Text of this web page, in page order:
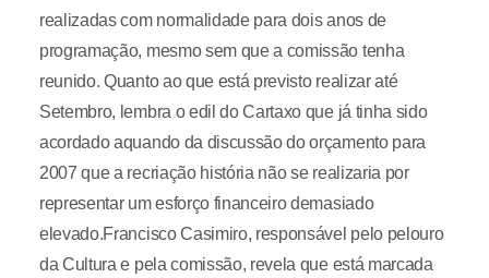
realizadas com normalidade para dois anos de
programação, mesmo sem que a comissão tenha
reunido. Quanto ao que está previsto realizar até
Setembro, lembra o edil do Cartaxo que já tinha sido
acordado aquando da discussão do orçamento para
2007 que a recriação história não se realizaria por
representar um esforço financeiro demasiado
elevado.Francisco Casimiro, responsável pelo pelouro
da Cultura e pela comissão, revela que está marcada